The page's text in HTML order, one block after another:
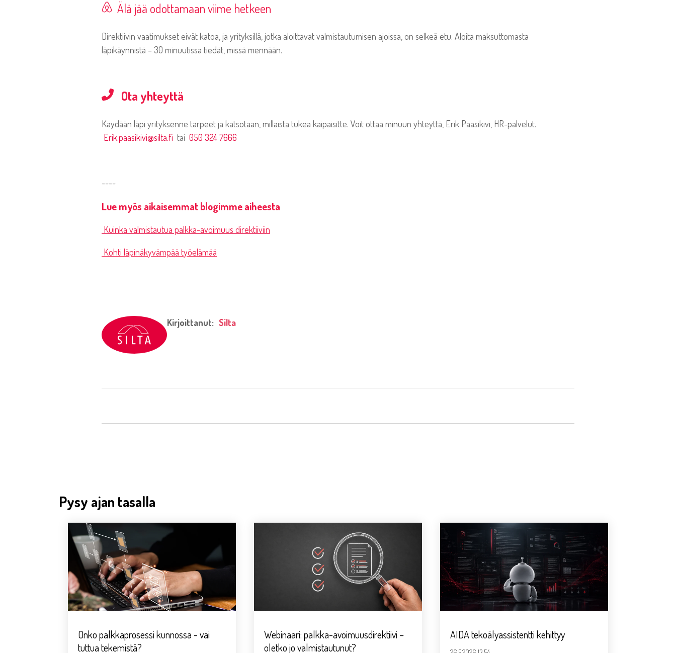
Älä jää odottamaan viime hetkeen
Direktiivin vaatimukset eivät katoa, ja yrityksillä, jotka aloittavat valmistautumisen ajoissa, on selkeä etu. Aloita maksuttomasta
läpikäynnistä – 30 minuutissa tiedät, missä mennään.
Ota yhteyttä
Käydään läpi yrityksenne tarpeet ja katsotaan, millaista tukea kaipaisitte. Voit ottaa minuun yhteyttä, Erik Paasikivi, HR-palvelut.
Erik.paasikivi@silta.fi tai 050 324 7666
----
Lue myös aikaisemmat blogimme aiheesta
Kuinka valmistautua palkka-avoimuus direktiiviin
Kohti läpinäkyvämpää työelämää
Kirjoittanut: Silta
Pysy ajan tasalla
Onko palkkaprosessi kunnossa - vai
tuttua tekemistä?
Webinaari: palkka-avoimuusdirektiivi –
oletko jo valmistautunut?
AIDA tekoälyassistentti kehittyy